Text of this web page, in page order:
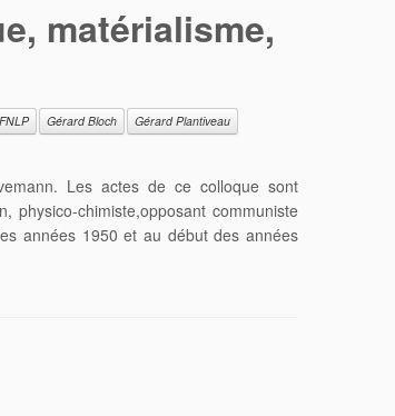
matérialisme,
FNLP Gérard Bloch
Gérard Plantiveau
Les actes de ce colloque sont
chimiste,opposant communiste
années 1950 et au début des années